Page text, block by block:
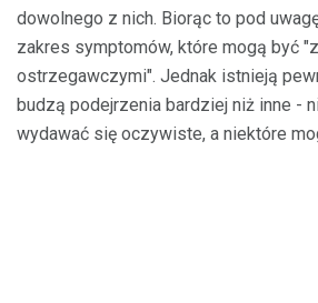
dowolnego z nich. Biorąc to pod
zakres symptomów, które mogą być
ostrzegawczymi". Jednak istnieją
budzą podejrzenia bardziej niż inne -
wydawać się oczywiste, a niektóre